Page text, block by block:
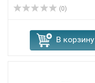
(0)
В корзину